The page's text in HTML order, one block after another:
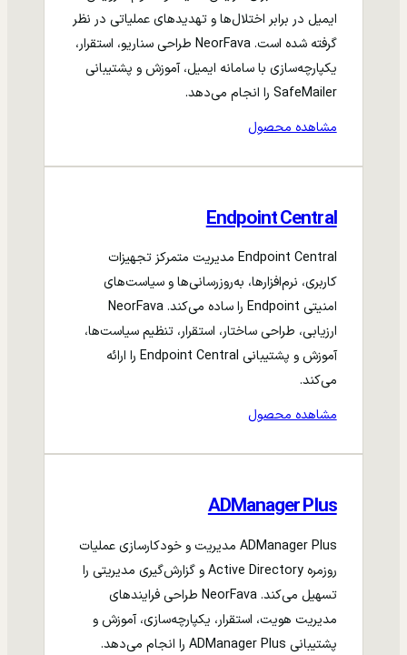
ایمیل در برابر اختلال‌ها و تهدیدهای عملیاتی در نظر
گرفته شده است. NeorFava طراحی سناریو، استقرار،
یکپارچه‌سازی با سامانه ایمیل، آموزش و پشتیبانی
SafeMailer را انجام می‌دهد.
مشاهده محصول
Endpoint Central
Endpoint Central مدیریت متمرکز تجهیزات
کاربری، نرم‌افزارها، به‌روزرسانی‌ها و سیاست‌های
امنیتی Endpoint را ساده می‌کند. NeorFava
ارزیابی، طراحی ساختار، استقرار، تنظیم سیاست‌ها،
آموزش و پشتیبانی Endpoint Central را ارائه
می‌کند.
مشاهده محصول
ADManager Plus
ADManager Plus مدیریت و خودکارسازی عملیات
روزمره Active Directory و گزارش‌گیری مدیریتی را
تسهیل می‌کند. NeorFava طراحی فرایندهای
مدیریت هویت، استقرار، یکپارچه‌سازی، آموزش و
پشتیبانی ADManager Plus را انجام می‌دهد.